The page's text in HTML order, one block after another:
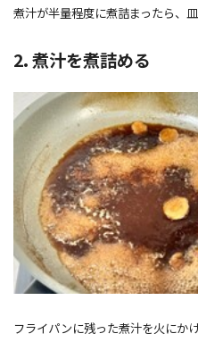
煮汁が半量程度に煮詰まったら、皿
2. 煮汁を煮詰める
フライパンに残った煮汁を火にか